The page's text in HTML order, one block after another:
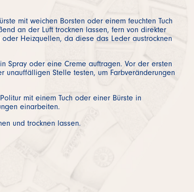
mit weichen Borsten oder einem feuchten Tuch
an der Luft trocknen lassen, fern von direkter
oder Heizquellen, da diese das Leder austrocknen
Spray oder eine Creme auftragen. Vor der ersten
unauffälligen Stelle testen, um Farbveränderungen
mit einem Tuch oder einer Bürste in
einarbeiten.
und trocknen lassen.